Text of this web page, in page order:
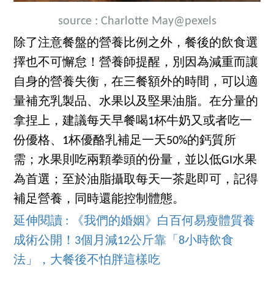
source : Charlotte May@pexels
除了注意餐盤的營養比例之外，餐後的飲食選
擇也不可懈怠！營養師提醒，別因為減重而讓
自身的營養失衡，在三餐額外的時間，可以適
量補充乳製品、水果以及堅果油脂。在分量的
拿捏上，建議每天早餐喝1杯牛奶又或者吃一
份優格、1杯優酪乳補足一天50%的鈣質所
需；水果則吃兩顆拳頭的份量，並以低GI水果
為首選；至於油脂攝取每天一茶匙即可，記得
補足營養，同時還能控制體態。
延伸閱讀 : 《我們的婚姻》白百何易瘦體質養
成術公開！3個月減12公斤靠「8小時飲食
法」，大餐後不怕胖這樣吃